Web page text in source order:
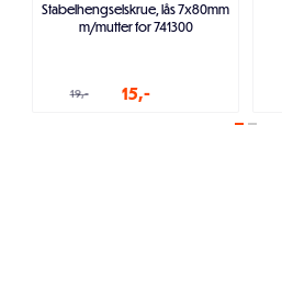
Stabelhengselskrue, lås 7x80mm
m/mutter for 741300
19,- 15,-